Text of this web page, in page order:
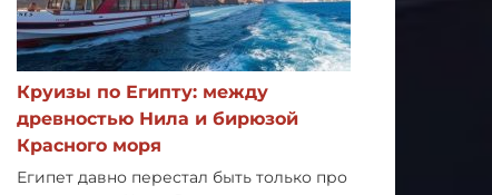
Круизы по Египту: между
древностью Нила и бирюзой
Красного моря
Египет давно перестал быть только про